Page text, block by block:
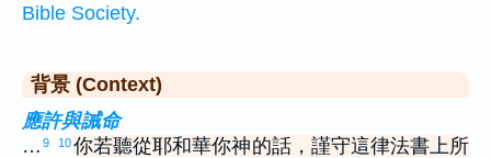
Bible Society.
背景 (Context)
應許與誡命
… 9 10你若聽從耶和華你神的話，謹守這律法書上所